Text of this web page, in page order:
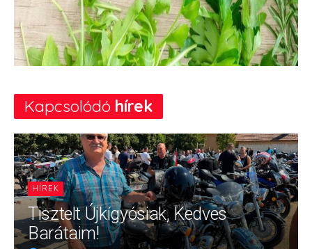
Kapcsolódó hírek
HÍREK
Tisztelt Újkígyósiak, Kedves
Barátaim!